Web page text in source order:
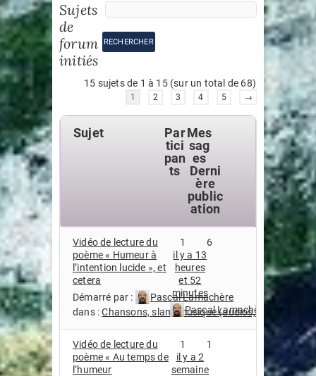
Sujets
de
forum
initiés
15 sujets de 1 à 15 (sur un total de 68)
1 2 3 4 5 →
Sujet
Par
tici
pan
ts
Mes
sag
es
Derni
ère
public
ation
Vidéo de lecture du
poème « Humeur à
l’intention lucide », et
cetera
Démarré par :
Pascal Lamachère
dans :Chansons, slam, musique (audios, streaming,
1
6
il y a 13
heures
et 52
minutes
Pascal Lamachère
Vidéo de lecture du
poème « Au temps de
l’humeur
1
1
il y a 2
semaine